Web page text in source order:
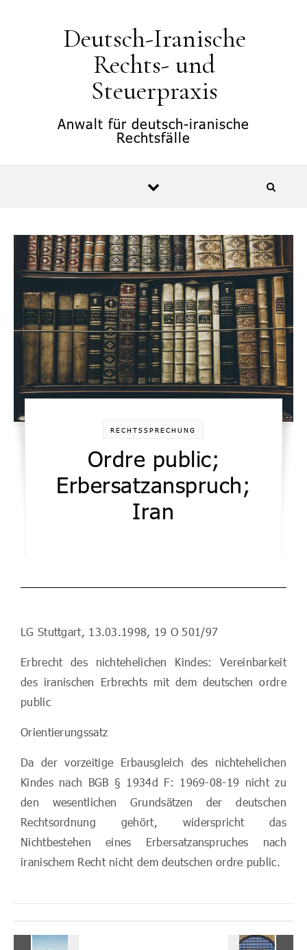
Deutsch-Iranische
Rechts- und
Steuerpraxis
Anwalt für deutsch-iranische
Rechtsfälle
RECHTSSPRECHUNG
Ordre public;
Erbersatzanspruch;
Iran
LG Stuttgart, 13.03.1998, 19 O 501/97
Erbrecht des nichtehelichen Kindes: Vereinbarkeit
des iranischen Erbrechts mit dem deutschen ordre
public
Orientierungssatz
Da der vorzeitige Erbausgleich des nichtehelichen
Kindes nach BGB § 1934d F: 1969-08-19 nicht zu
den wesentlichen Grundsätzen der deutschen
Rechtsordnung gehört, widerspricht das
Nichtbestehen eines Erbersatzanspruches nach
iranischem Recht nicht dem deutschen ordre public.